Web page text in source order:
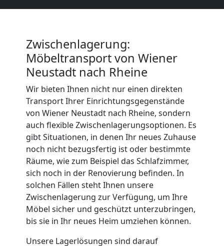
Zwischenlagerung:
Möbeltransport von Wiener
Neustadt nach Rheine
Wir bieten Ihnen nicht nur einen direkten
Transport Ihrer Einrichtungsgegenstände
von Wiener Neustadt nach Rheine, sondern
auch flexible Zwischenlagerungsoptionen. Es
gibt Situationen, in denen Ihr neues Zuhause
noch nicht bezugsfertig ist oder bestimmte
Räume, wie zum Beispiel das Schlafzimmer,
sich noch in der Renovierung befinden. In
solchen Fällen steht Ihnen unsere
Zwischenlagerung zur Verfügung, um Ihre
Möbel sicher und geschützt unterzubringen,
bis sie in Ihr neues Heim umziehen können.
Unsere Lagerlösungen sind darauf
Küchenumzug
Wiener
Neustadt
Umzug
und
Lagerung
Wiener
Neustadt